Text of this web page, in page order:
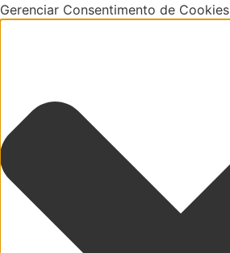
Gerenciar Consentimento de Cookies